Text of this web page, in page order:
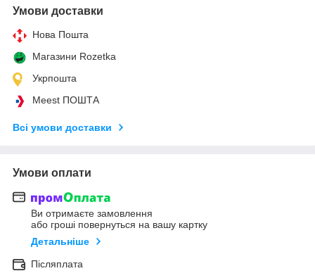
Умови доставки
Нова Пошта
Магазини Rozetka
Укрпошта
Meest ПОШТА
Всі умови доставки
Умови оплати
Ви отримаєте замовлення
або гроші повернуться на вашу картку
Детальніше
Післяплата